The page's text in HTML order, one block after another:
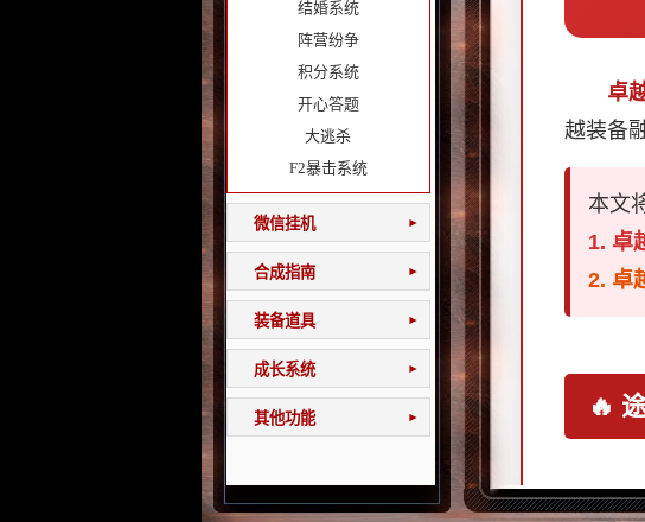
结婚系统
阵营纷争
积分系统
开心答题
大逃杀
F2暴击系统
微信挂机 ▾
合成指南 ▾
装备道具 ▾
成长系统 ▾
其他功能 ▾
卓
越装备
本文
1. 卓
2. 卓
🔥
通过玛